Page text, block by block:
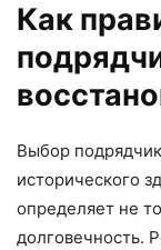
Как
Выбор
исторического
определяет не
долговечность.